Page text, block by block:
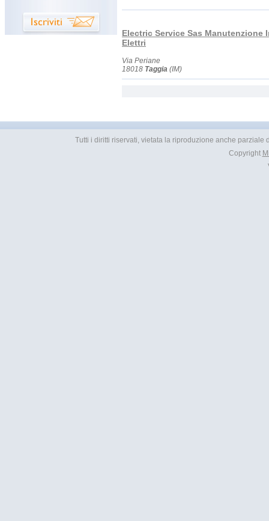
Electric Service Sas Manutenzione
Elettri
Via Periane
18018 Taggia (IM)
Tutti i diritti riservati, vietata la riproduzione anche
Copyright